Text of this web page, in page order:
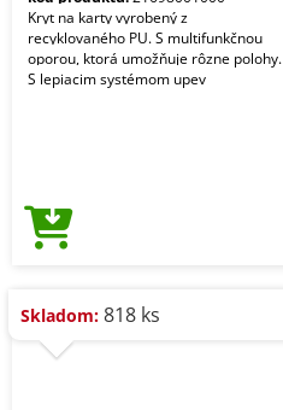
Kryt na karty vyrobený z
recyklovaného PU. S multifunkčnou
oporou, ktorá umožňuje rôzne polohy.
S lepiacim systémom upev
Skladom: 818 ks